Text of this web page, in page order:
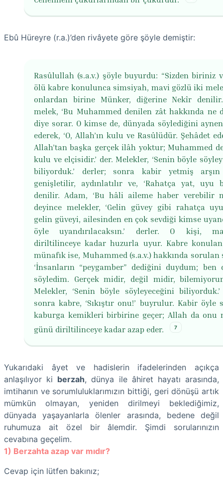
Ebû Hüreyre (r.a.)’den rivâyete göre şöyle demiştir:
Rasûlullah (s.a.v.) şöyle buyurdu: “Sizden biriniz
ölü kabre konulunca simsiyah, mavi gözlü iki
onlardan birine Münker, diğerine Nekîr
melek, ‘Bu Muhammed denilen zât hakkında ne
diye sorar. O kimse de, dünyada söylediğini
ederek, ‘O, Allah’ın kulu ve Rasûlüdür. Şehâdet
Allah’tan başka gerçek ilâh yoktur; Muhammed
kulu ve elçisidir.’ der. Melekler, ‘Senin böyle
biliyorduk.’ derler; sonra kabir yetmiş
genişletilir, aydınlatılır ve, ‘Rahatça yat, uyu
denilir. Adam, ‘Bu hâli aileme haber verebilir
deyince melekler, ‘Gelin güvey gibi rahatça
gelin güveyi, ailesinden en çok sevdiği kimse
öyle uyandırılacaksın.’ derler. O kişi,
diriltilinceye kadar huzurla uyur. Kabre
münafık ise, Muhammed (s.a.v.) hakkında sorulan
‘İnsanların “peygamber” dediğini duydum; ben
söyledim. Gerçek midir, değil midir,
Melekler, ‘Senin böyle söyleyeceğini
sonra kabre, ‘Sıkıştır onu!’ buyrulur. Kabir öyle
kaburga kemikleri birbirine geçer; Allah da onu
günü diriltilinceye kadar azap eder.
7
Yukarıdaki âyet ve hadislerin ifadelerinden açıkça
anlaşılıyor ki berzah, dünya ile âhiret hayatı arasında,
imtihanın ve sorumluluklarımızın bittiği, geri dönüşü artık
mümkün olmayan, yeniden dirilmeyi beklediğimiz,
dünyada yaşayanlarla ölenler arasında, bedene değil
ruhumuza ait özel bir âlemdir. Şimdi sorularınızın
cevabına geçelim.
1) Berzahta azap var mıdır?
Cevap için lütfen bakınız;